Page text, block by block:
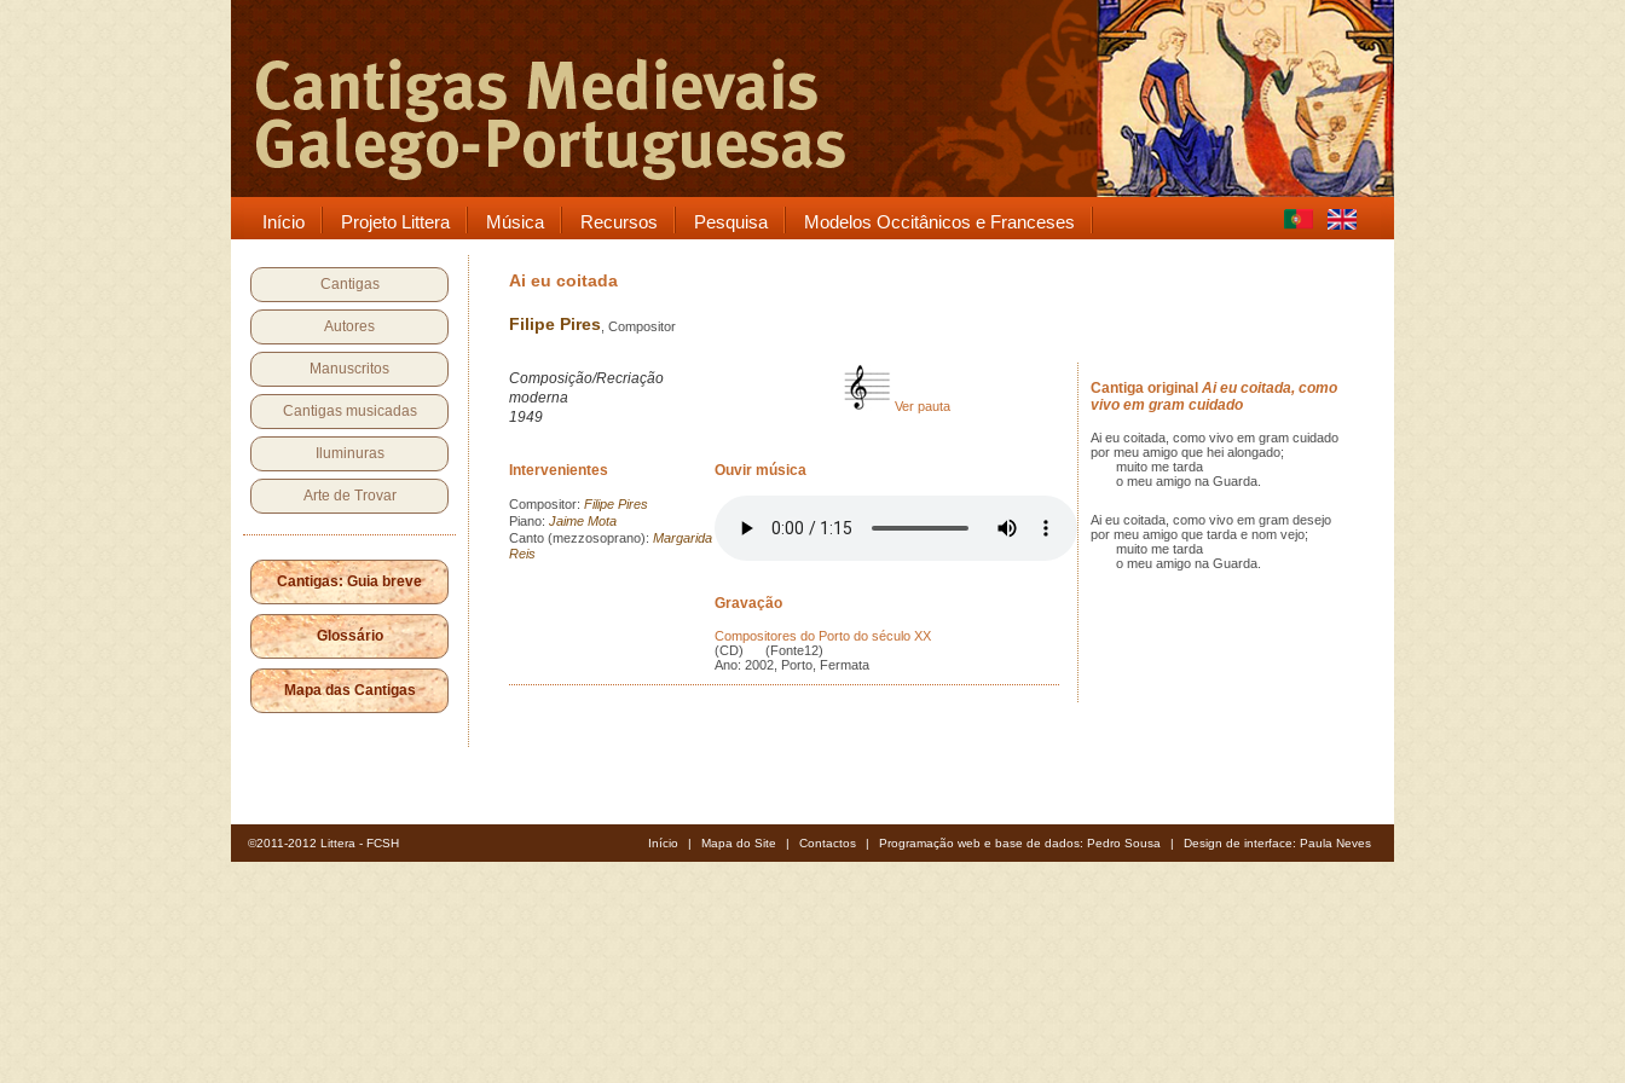
Início Projeto Littera Música Recursos Pesquisa Modelos Occitânicos e Franceses
Cantigas
Autores
Manuscritos
Cantigas musicadas
Iluminuras
Arte de Trovar
Cantigas: Guia breve
Glossário
Mapa das Cantigas
Ai eu coitada
Filipe Pires , Compositor
Composição/Recriação
moderna
1949
Ver pauta
Intervenientes
Compositor: Filipe Pires
Piano: Jaime Mota
Canto (mezzosoprano): Margarida
Reis
Ouvir música
Gravação
Compositores do Porto do século XX
(CD) (Fonte12)
Ano: 2002, Porto, Fermata
Cantiga original Ai eu coitada, como
vivo em gram cuidado
Ai eu coitada, como vivo em gram cuidado
por meu amigo que hei alongado;
muito me tarda
o meu amigo na Guarda.
Ai eu coitada, como vivo em gram desejo
por meu amigo que tarda e nom vejo;
muito me tarda
o meu amigo na Guarda.
©2011-2012 Littera - FCSH Início | Mapa do Site | Contactos | Programação web e base de dados: Pedro Sousa | Design de interface: Paula Neves